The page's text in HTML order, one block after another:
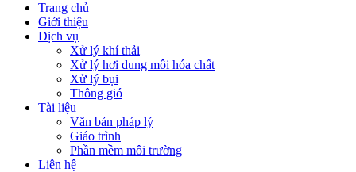
Trang chủ
Giới thiệu
Dịch vụ
Xử lý khí thải
Xử lý hơi dung môi hóa chất
Xử lý bụi
Thông gió
Tài liệu
Văn bản pháp lý
Giáo trình
Phần mềm môi trường
Liên hệ